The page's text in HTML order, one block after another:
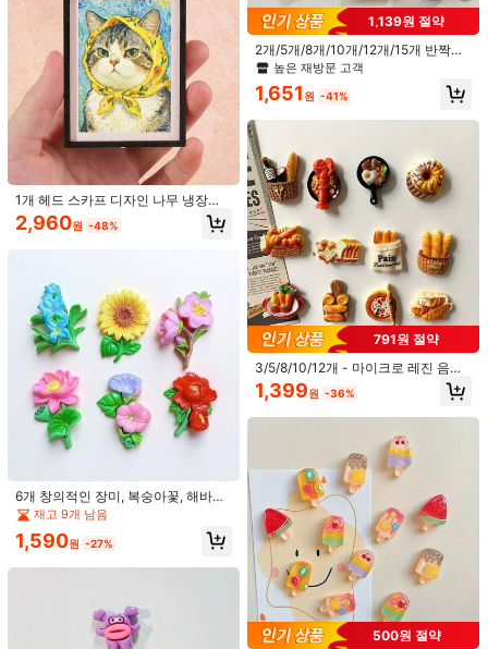
5개/8개/10개 귀여운 소 모양 플라스
틱 타원형 냉장고 자석, 가정 및 사무
실 장식에 적합, 주방, 사무실 및 가정
장식에 훌륭함 - 이상적인 추수감사
절, 크리스마스 및 할로윈 선물, 냉장
고 자석 장식 | 재미있는 동물 냉장고
자석 | 플라스틱 냉장고 자석, 자석 장
식
높은 재방문 고객
1,947 -37%
672원 절약
2/5/8/10개 카툰 스낵 가방 냉장고 자
석 귀여운 냉장고 장식 프린트 주방 장
식, 가정 장식, 선물
#6 TOP 3위
90+ 판매됨
1,718원 -28%
860원 절약
5/8/10개 카툰 꽃 냉장고 자석, 사무실
책상, 수납장, 식기세척기, 홈 데코, 방
및 주방 장식, 어머니날, 크리스마스
선물용 귀여운 장식용 자석
2,130원 -29%
6개 카툰 장식 냉장고 자석, 귀여운 개
성있는 냉장고 자석 주방용, 사무실 화
이트보드용, 식기세척기 장식, 홈 데코
최고의 선물
#2 TOP 3위 에서 새 학기 시즌을 위한 선생님 장식 홈 데코 액센트 및 액세서리
2,448원 -32%
1개 헤드 스카프 디자인 나무 냉장고
자석을 가진 귀여운 고양이, 가정, 사
무실, 서재 냉장고 장식에 적합 - 냉장
2,960원 -48%
6개 창의적인 장미, 복숭아꽃, 해바라
기 냉장고 자석, 해바라기, 홈 데코 냉
장고 자석, 냉장고 자석, 창의적인 칠
판 자석, 창의적인 사진 벽 자석 흑백
코 스티커, 주방 사무실 화이트보드 수
인데이 선물, 친구와 가족을 위한 선물
재고 9개 남음
1,590원 -27%
1,139원 절약
2개/5개/8개/10개/12개/15개 반짝이
는 별 냉장고 자석 세트, 귀여운 자석
무실, 주방, 홈 데코에 적합, 친구를 위
채로운 스티커, 강력한 흡착, 내구성
및 방수, 테이블 장식, 어머니날 선물,
완벽한 선물 선택(크리스마스, 발렌타
인데이, 졸업 생일), 홈 액센트, 홈 데
코 아이템.
높은 재방문 고객
1,651 원 -41%
791원 절약
3/5/8/10/12개 - 마이크로 레진 음식
냉장고 자석, 3D 모양, 다양한 귀여운
스타일, 사무실, 주방, 화이트보드, 사
1,399원 -36%
500원 절약